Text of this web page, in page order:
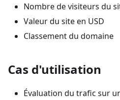
Nombre de visiteurs du
Valeur du site en USD
Classement du domaine
Cas d'utilisation
Évaluation du trafic sur